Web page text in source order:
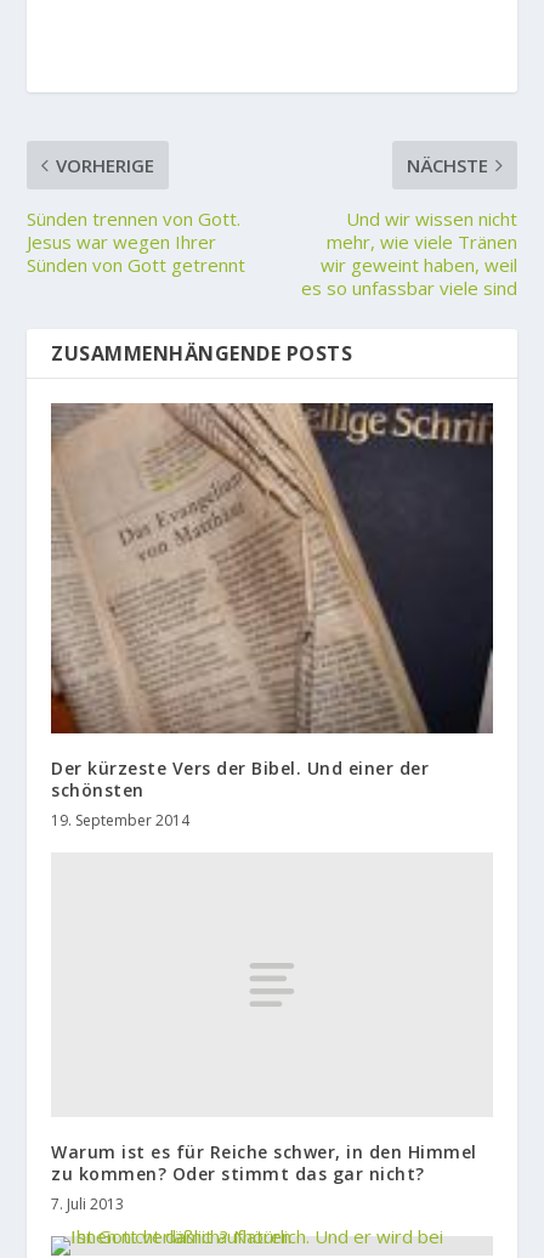
VORHERIGE
Sünden trennen von Gott.
Jesus war wegen Ihrer
Sünden von Gott getrennt
NÄCHSTE
Und wir wissen nicht
mehr, wie viele Tränen
wir geweint haben, weil
es so unfassbar viele sind
ZUSAMMENHÄNGENDE POSTS
Der kürzeste Vers der Bibel. Und einer der
schönsten
19. September 2014
Warum ist es für Reiche schwer, in den Himmel
zu kommen? Oder stimmt das gar nicht?
7. Juli 2013